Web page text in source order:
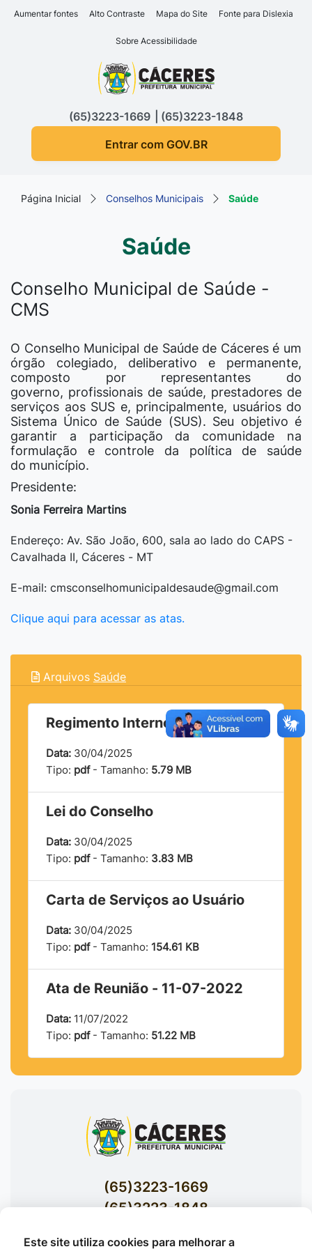
Seção de atalhos e links
Ir para o conteúdo [alt+1]
Ir para o rodapé [alt+4]
Aumentar fontes Alto Contraste Mapa do Site Fonte para Dislexia
Sobre Acessibilidade
Seção do menu principal
(65)3223-1669
(65)3223-1848
Entrar com GOV.BR
Página Inicial Conselhos Municipais Saúde
Saúde
Conselho Municipal de Saúde -
CMS
O Conselho Municipal de Saúde de Cáceres é um
órgão colegiado, deliberativo e permanente,
composto por representantes do
governo, profissionais de saúde, prestadores de
serviços aos SUS e, principalmente, usuários do
Sistema Único de Saúde (SUS). Seu objetivo é
garantir a participação da comunidade na
formulação e controle da política de saúde
do município.
Presidente:
Sonia Ferreira Martins
Endereço: Av. São João, 600, sala ao lado do CAPS -
Cavalhada II, Cáceres - MT
E-mail: cmsconselhomunicipaldesaude@gmail.com
Clique aqui para acessar as atas.
Arquivos Saúde
Regimento Interno do Conselho
Data: 30/04/2025
Tipo: pdf- Tamanho: 5.79 MB
Lei do Conselho
Data: 30/04/2025
Tipo: pdf- Tamanho: 3.83 MB
Carta de Serviços ao Usuário
Data: 30/04/2025
Tipo: pdf- Tamanho: 154.61 KB
Ata de Reunião - 11-07-2022
Data: 11/07/2022
Tipo: pdf- Tamanho: 51.22 MB
(65)3223-1669
(65)3223-1848
Este site utiliza cookies para melhorar a